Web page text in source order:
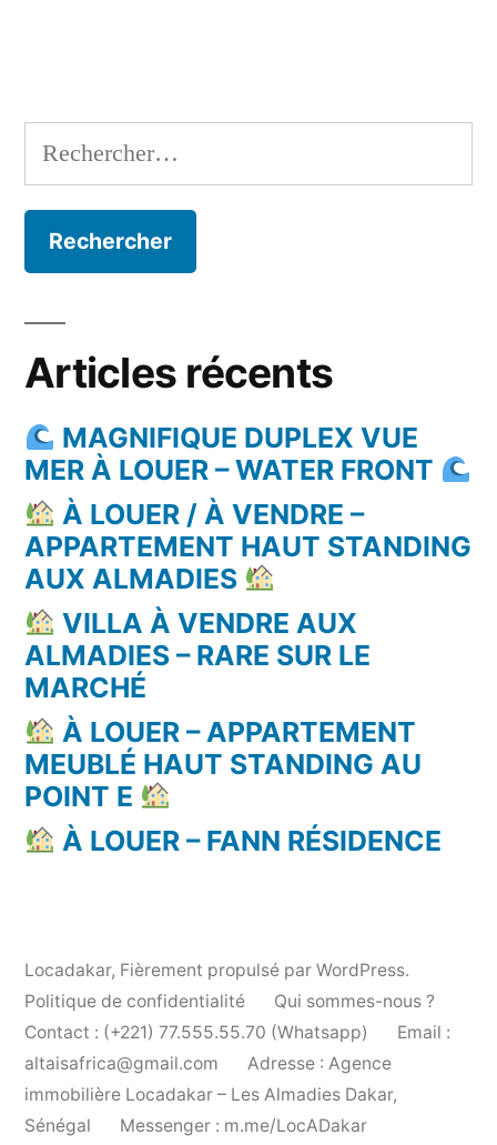
Rechercher :
Articles récents
MAGNIFIQUE DUPLEX VUE
MER À LOUER – WATER FRONT
À LOUER / À VENDRE –
APPARTEMENT HAUT STANDING
AUX ALMADIES
VILLA À VENDRE AUX
ALMADIES – RARE SUR LE
MARCHÉ
À LOUER – APPARTEMENT
MEUBLÉ HAUT STANDING AU
POINT E
À LOUER – FANN RÉSIDENCE
Locadakar, Fièrement propulsé par WordPress.
Politique de confidentialité
Qui sommes-nous ?
Contact : (+221) 77.555.55.70 (Whatsapp)
Email :
altaisafrica@gmail.com
Adresse : Agence
immobilière Locadakar – Les Almadies Dakar,
Sénégal
Messenger : m.me/LocADakar